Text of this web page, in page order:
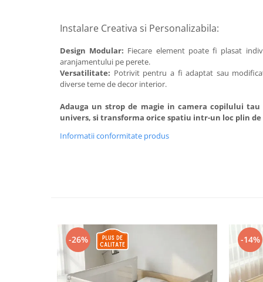
Instalare Creativa si Personalizabila:
Design Modular: Fiecare element poate fi plasat
aranjamentului pe perete.
Versatilitate: Potrivit pentru a fi adaptat sau
diverse teme de decor interior.
Adauga un strop de magie in camera copilului
univers, si transforma orice spatiu intr-un loc plin
Informatii conformitate produs
-26% -14%